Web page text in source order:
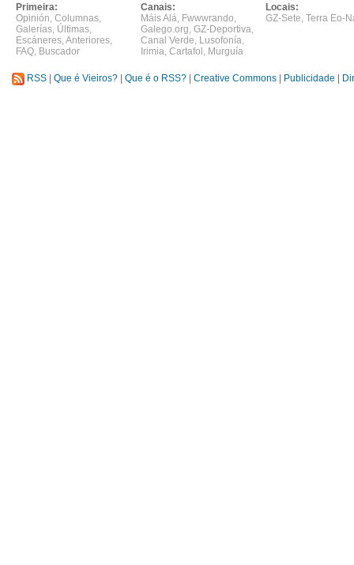
Primeira:
Opinión, Columnas,
Galerías, Últimas,
Escáneres,Anteriores,
FAQ, Buscador
Canais:
Máis Alá, Fwwwrando,
Galego.org, GZ-Deportiva,
Canal Verde, Lusofonía,
Irimia, Cartafol , Murguía
Locais:
GZ-Sete, Terra Eo-
RSS Que é Vieiros? Que é o RSS? Creative Commons Publicidade